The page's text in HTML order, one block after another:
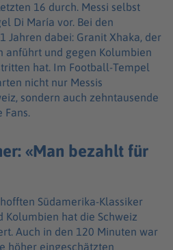
16 durch. Messi selbst
Di María vor. Bei den
Jahren dabei: Granit Xhaka, der
anführt und gegen Kolumbien
hat. Im Football-Tempel
nicht nur Messis
sondern auch zehntausende
«Man bezahlt für
Südamerika-Klassiker
Kolumbien hat die Schweiz
Auch in den 120 Minuten war
höher eingeschätzten